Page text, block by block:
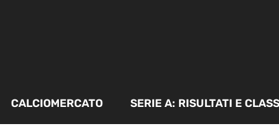
CALCIOMERCATO SERIE A: RISULTATI E